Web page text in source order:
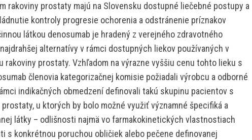
rakoviny prostaty majú na Slovensku dostupné liečebné postupy a
kontroly progresie ochorenia a odstránenie príznakov
látkou denosumab je hradený z verejného zdravotného
alternatívy v rámci dostupných liekov používaných v
rakoviny prostaty. Vzhľadom na výrazne vyššiu cenu tohto lieku s
členovia kategorizačnej komisie požiadali výrobcu a odborné
indikačných obmedzení definovali takú skupinu pacientov s
u ktorých by bolo možné využiť významné špecifiká a
látky – odlišnosti najmä vo farmakokinetických vlastnostiach
s konkrétnou poruchou obličiek alebo pečene definovanej